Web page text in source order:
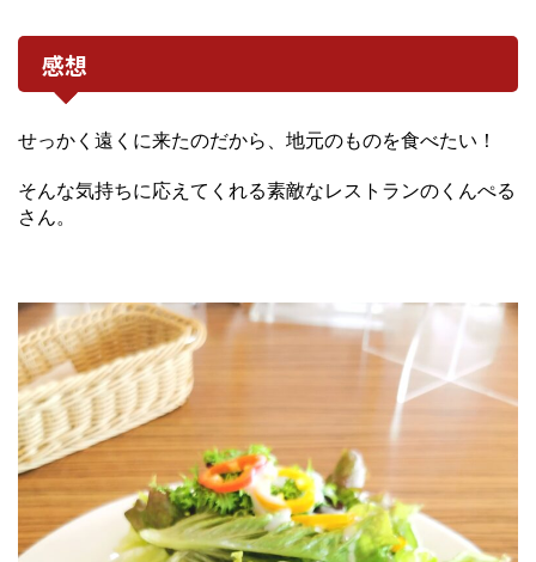
感想
せっかく遠くに来たのだから、地元のものを食べたい！
そんな気持ちに応えてくれる素敵なレストランのくんぺる
さん。